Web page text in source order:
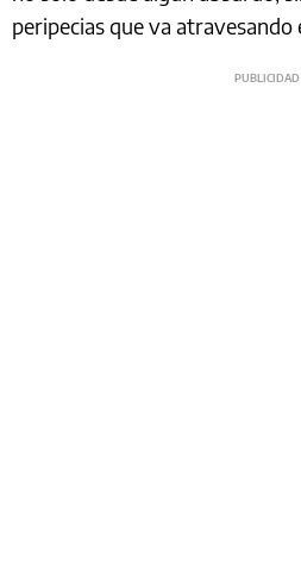
peripecias que va atravesando